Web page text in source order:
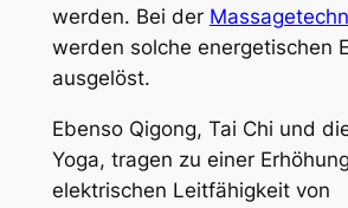
werden. Bei der
werden solche energetischen
ausgelöst.
Ebenso Qigong, Tai Chi und
Yoga, tragen zu einer
elektrischen Leitfähigkeit von